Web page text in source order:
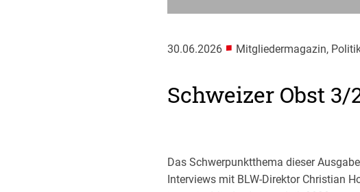
30.06.2026 ■ Mitgliedermagazin,
Schweizer Obst
Das Schwerpunktthema dieser
Interviews mit BLW-Direktor Christian